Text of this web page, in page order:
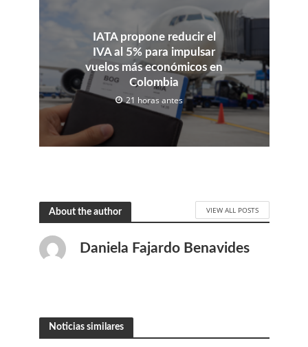
IATA propone reducir el
IVA al 5% para impulsar
vuelos más económicos en
Colombia
21 horas antes
About the author VIEW ALL POSTS
Daniela Fajardo Benavides
Noticias similares